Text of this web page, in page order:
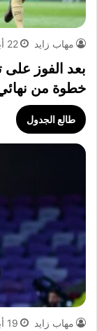
مهاب زايد 22 أبريل، 2023
بعد الفوز
خطوة من
طالع الجدول
مهاب زايد 19 أبريل، 2023